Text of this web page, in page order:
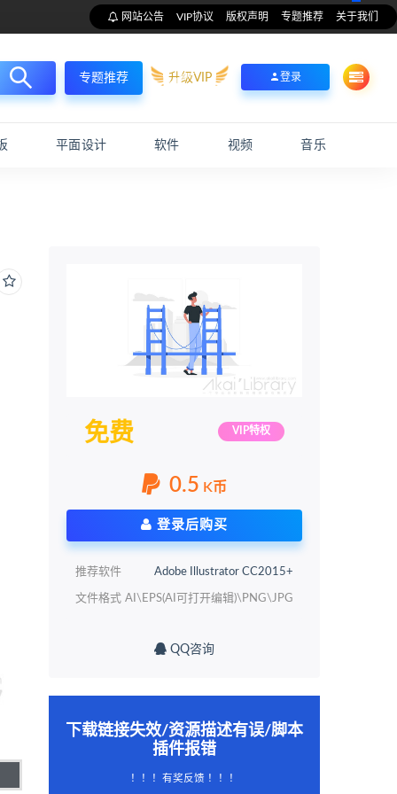
网站公告 VIP协议 版权声明 专题推荐 关于我们
专题推荐 升级VIP 登录
平面设计 软件 视频 音乐
免费 VIP特权
0.5 K币
登录后购买
推荐软件 Adobe Illustrator CC2015+
文件格式 AI\EPS(AI可打开编辑)\PNG\JPG
QQ咨询
下载链接失效/资源描述有误/脚本
插件报错
！！！有奖反馈 ！！！